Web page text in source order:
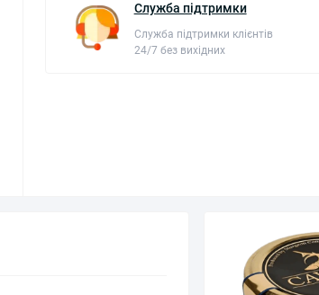
Служба підтримки
Служба підтримки клієнтів
24/7 без вихідних